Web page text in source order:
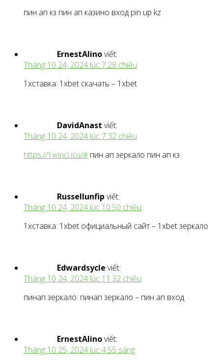
пин ап кз пин ап казино вход pin up kz
ErnestAlinoviết:
Tháng 10 24, 2024 lúc 7:28 chiều
1хставка: 1xbet скачать – 1xbet
DavidAnast viết:
Tháng 10 24, 2024 lúc 7:32 chiều
https://1winci.icu/# пин ап зеркало пин ап кз
Russellunfip viết:
Tháng 10 24, 2024 lúc 10:50 chiều
1хставка: 1xbet официальный сайт – 1xbet зеркало
Edwardsycle viết:
Tháng 10 24, 2024 lúc 11:32 chiều
пинап зеркало: пинап зеркало – пин ап вход
ErnestAlinoviết:
Tháng 10 25, 2024 lúc 4:55 sáng